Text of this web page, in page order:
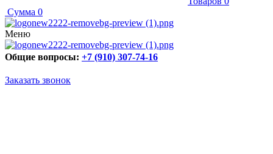
Сумма 0
Меню
Общие вопросы: +7 (910) 307-74-16
Заказать звонок